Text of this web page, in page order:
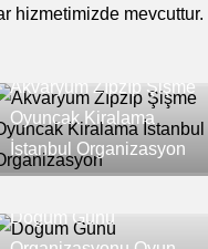
hizmetimizde mevcuttur.
Akvaryum Zıpzıp Şişme
Oyuncak Kiralama
İstanbul Organizasyon
Doğum Günü